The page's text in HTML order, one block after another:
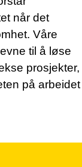
når det
Våre
til å løse
prosjekter,
på arbeidet